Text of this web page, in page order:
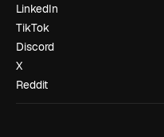
LinkedIn
TikTok
Discord
X
Reddit